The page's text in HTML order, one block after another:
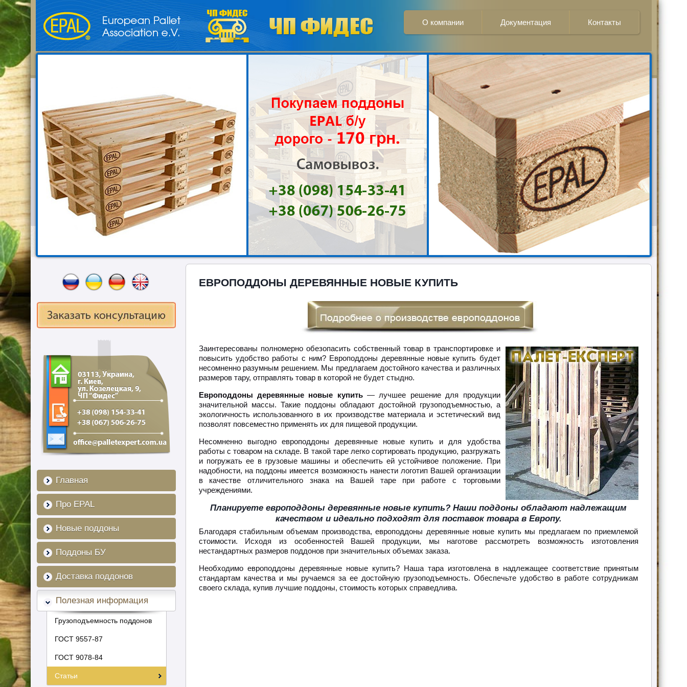
О компании Документация Контакты
Главная
Про EPAL
Новые поддоны
Поддоны БУ
Доставка поддонов
Полезная информация
Грузоподъемность поддонов
ГОСТ 9557-87
ГОСТ 9078-84
Статьи
ЕВРОПОДДОНЫ ДЕРЕВЯННЫЕ НОВЫЕ КУПИТЬ
Заинтересованы полномерно обезопасить собственный товар в транспортировке и
повысить удобство работы с ним? Европоддоны деревянные новые купить будет
несомненно разумным решением. Мы предлагаем достойного качества и различных
размеров тару, отправлять товар в которой не будет стыдно.
Европоддоны деревянные новые купить— лучшее решение для продукции
значительной массы. Такие поддоны обладают достойной грузоподъемностью, а
экологичность использованного в их производстве материала и эстетический вид
позволят повсеместно применять их для пищевой продукции.
Несомненно выгодно европоддоны деревянные новые купить и для удобства
работы с товаром на складе. В такой таре легко сортировать продукцию, разгружать
и погружать ее в грузовые машины и обеспечить ей устойчивое положение. При
надобности, на поддоны имеется возможность нанести логотип Вашей организации
в качестве отличительного знака на Вашей таре при работе с торговыми
учреждениями.
Планируете европоддоны деревянные новые купить? Наши поддоны обладают надлежащим
качеством и идеально подходят для поставок товара в Европу.
Благодаря стабильным объемам производства, европоддоны деревянные новые купить мы предлагаем по приемлемой
стоимости. Исходя из особенностей Вашей продукции, мы наготове рассмотреть возможность изготовления
нестандартных размеров поддонов при значительных объемах заказа.
Необходимо европоддоны деревянные новые купить? Наша тара изготовлена в надлежащее соответствие принятым
стандартам качества и мы ручаемся за ее достойную грузоподъемность. Обеспечьте удобство в работе сотрудникам
своего склада, купив лучшие поддоны, стоимость которых справедлива.